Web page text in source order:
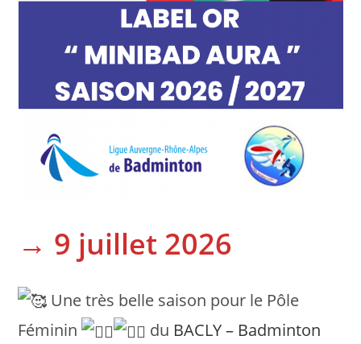
→ 9 juillet 2026
Une très belle saison pour le Pôle
Féminin
du BACLY – Badminton